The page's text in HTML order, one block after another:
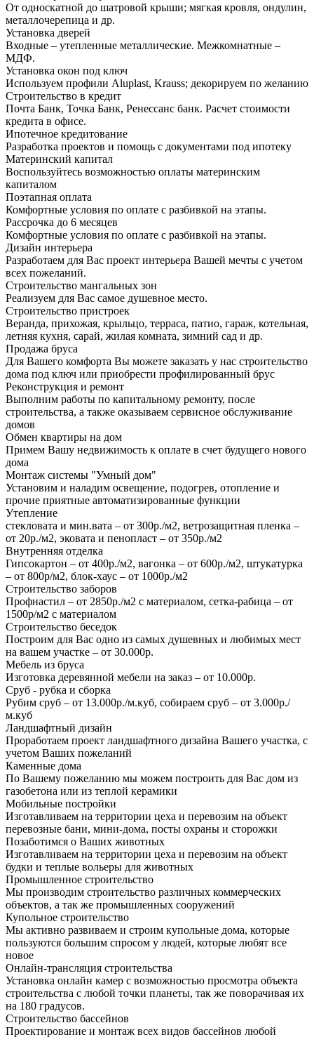
От односкатной до шатровой крыши; мягкая кровля, ондулин,
металлочерепица и др.
Установка дверей
Входные – утепленные металлические. Межкомнатные –
МДФ.
Установка окон под ключ
Используем профили Aluplast, Krauss; декорируем по желанию
Строительство в кредит
Почта Банк, Точка Банк, Ренессанс банк. Расчет стоимости
кредита в офисе.
Ипотечное кредитование
Разработка проектов и помощь с документами под ипотеку
Материнский капитал
Воспользуйтесь возможностью оплаты материнским
капиталом
Поэтапная оплата
Комфортные условия по оплате с разбивкой на этапы.
Рассрочка до 6 месяцев
Комфортные условия по оплате с разбивкой на этапы.
Дизайн интерьера
Разработаем для Вас проект интерьера Вашей мечты с учетом
всех пожеланий.
Строительство мангальных зон
Реализуем для Вас самое душевное место.
Строительство пристроек
Веранда, прихожая, крыльцо, терраса, патио, гараж, котельная,
летняя кухня, сарай, жилая комната, зимний сад и др.
Продажа бруса
Для Вашего комфорта Вы можете заказать у нас строительство
дома под ключ или приобрести профилированный брус
Реконструкция и ремонт
Выполним работы по капитальному ремонту, после
строительства, а также оказываем сервисное обслуживание
домов
Обмен квартиры на дом
Примем Вашу недвижимость к оплате в счет будущего нового
дома
Монтаж системы "Умный дом"
Установим и наладим освещение, подогрев, отопление и
прочие приятные автоматизированные функции
Утепление
стекловата и мин.вата – от 300р./м2, ветрозащитная пленка –
от 20р./м2, эковата и пенопласт – от 350р./м2
Внутренняя отделка
Гипсокартон – от 400р./м2, вагонка – от 600р./м2, штукатурка
– от 800р/м2, блок-хаус – от 1000р./м2
Строительство заборов
Профнастил – от 2850р./м2 с материалом, сетка-рабица – от
1500р/м2 с материалом
Строительство беседок
Построим для Вас одно из самых душевных и любимых мест
на вашем участке – от 30.000р.
Мебель из бруса
Изготовка деревянной мебели на заказ – от 10.000р.
Сруб - рубка и сборка
Рубим сруб – от 13.000р./м.куб, собираем сруб – от 3.000р./
м.куб
Ландшафтный дизайн
Проработаем проект ландшафтного дизайна Вашего участка, с
учетом Ваших пожеланий
Каменные дома
По Вашему пожеланию мы можем построить для Вас дом из
газобетона или из теплой керамики
Мобильные постройки
Изготавливаем на территории цеха и перевозим на объект
перевозные бани, мини-дома, посты охраны и сторожки
Позаботимся о Ваших животных
Изготавливаем на территории цеха и перевозим на объект
будки и теплые вольеры для животных
Промышленное строительство
Мы производим строительство различных коммерческих
объектов, а так же промышленных сооружений
Купольное строительство
Мы активно развиваем и строим купольные дома, которые
пользуются большим спросом у людей, которые любят все
новое
Онлайн-трансляция строительства
Установка онлайн камер с возможностью просмотра объекта
строительства с любой точки планеты, так же поворачивая их
на 180 градусов.
Строительство бассейнов
Проектирование и монтаж всех видов бассейнов любой